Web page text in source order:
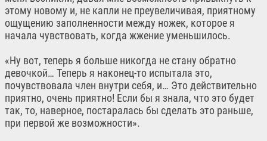
этому новому и, не капли не преувеличивая, приятному
ощущению заполненности между ножек, которое я
начала чувствовать, когда жжение уменьшилось.
«Ну вот, теперь я больше никогда не стану обратно
девочкой… Теперь я наконец-то испытала это,
почувствовала член внутри себя, и… Это действительно
приятно, очень приятно! Если бы я знала, что это будет
так, то, наверное, постаралась бы сделать это раньше,
при первой же возможности».